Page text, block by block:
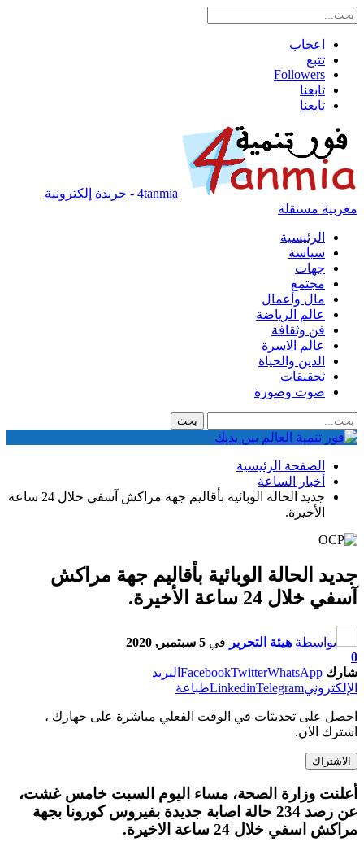
اعجاب
تتبع
Followers
تابعنا
تابعنا
4tanmia - جريدة إلكترونية
مغربية مستقلة
الرئيسية
سياسة
جهات
مجتمع
مال وأعمال
عالم الرياضة
فن وثقافة
عالم الاسرة
الدين والحياة
تحقيقات
صوت وصورة
الصفحة الرئيسية
أخبار الساعة
جديد الحالة الوبائية بأقاليم جهة مراكش آسفي خلال 24 ساعة
الأخيرة.
جديد الحالة الوبائية بأقاليم جهة مراكش
آسفي خلال 24 ساعة الأخيرة.
بواسطة هيئة التحرير في 5 سبتمبر, 2020
0
شارك
FacebookTwitterWhatsApp
البريد
الإلكتروني
LinkedinTelegram طباعة
احصل على تحديثات في الوقت الفعلي مباشرة على جهازك ،
اشترك الآن.
الاشتراك
أعلنت وزارة الصحة، مساء اليوم السبت خامس غشت،
عن رصد 234 حالة اصابة جديدة بفيروس كورونا بجهة
مراكش اسفي خلال 24 ساعة الاخيرة.